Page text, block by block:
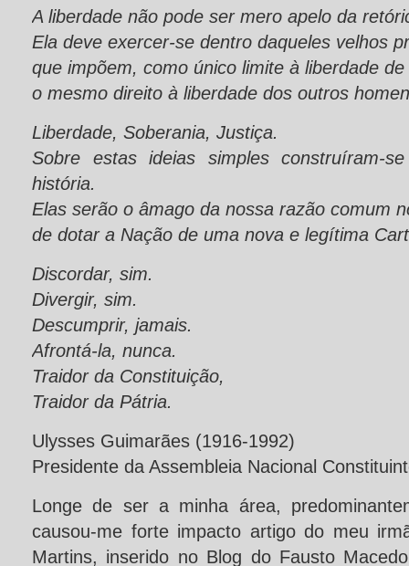
A liberdade não pode ser mero apelo da
Ela deve exercer-se dentro daqueles velhos
que impõem, como único limite à liberdade
o mesmo direito à liberdade dos outros
Liberdade, Soberania, Justiça.
Sobre estas ideias simples construíram-
história.
Elas serão o âmago da nossa razão comum
de dotar a Nação de uma nova e legítima
Discordar, sim.
Divergir, sim.
Descumprir, jamais.
Afrontá-la, nunca.
Traidor da Constituição,
Traidor da Pátria.
Ulysses Guimarães (1916-1992)
Presidente da Assembleia Nacional
Longe de ser a minha área,
causou-me forte impacto artigo do meu
Martins, inserido no Blog do Fausto